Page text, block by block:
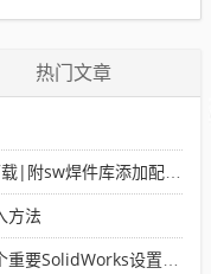
热门文章
件库添加配置使用教程
方法
设置可以提高你的画图效率